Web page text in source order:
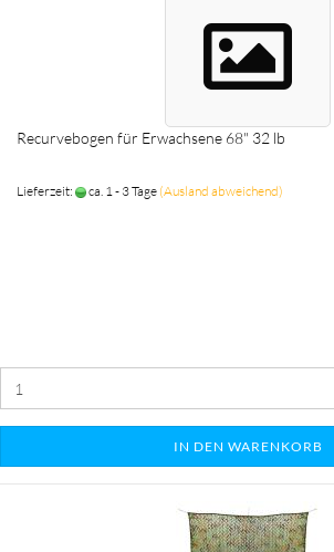
Recurvebogen für Erwachsene 68" 32 lb
Lieferzeit: ca. 1 - 3 Tage (Ausland abweichend)
IN DEN WARENKORB